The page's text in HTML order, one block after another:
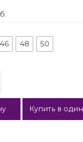
бортом. Большие
Карманы
шлевками,
46 48 50
Купить в